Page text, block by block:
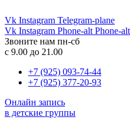
Vk Instagram Telegram-plane
Vk Instagram Phone-alt Phone-alt
Звоните нам пн-сб
с 9.00 до 21.00
+7 (925) 093-74-44
+7 (925) 377-20-93
Онлайн запись
в детские группы